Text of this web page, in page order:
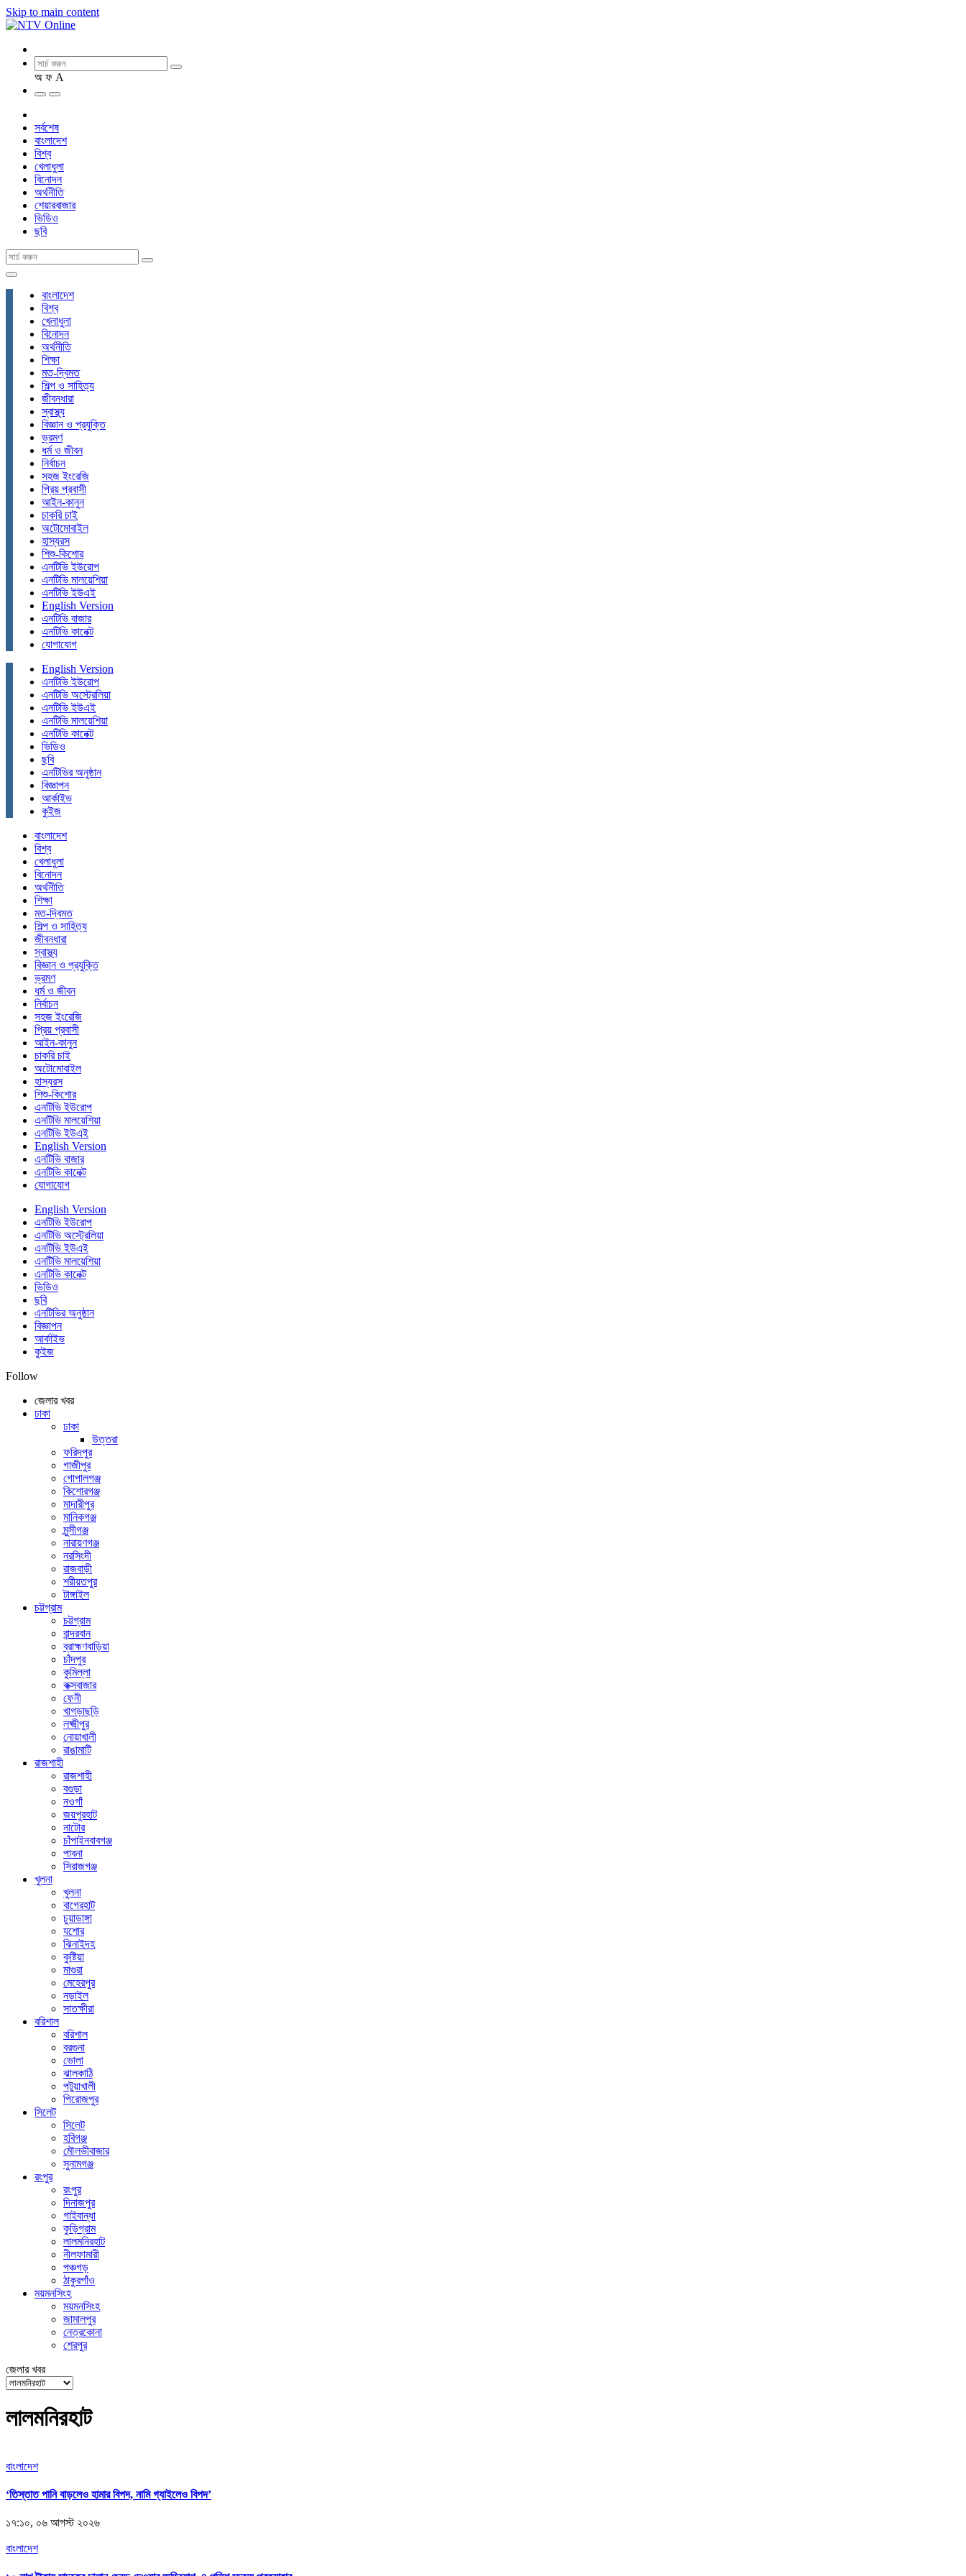
Skip to main content
অ ফ A
সর্বশেষ
বাংলাদেশ
বিশ্ব
খেলাধুলা
বিনোদন
অর্থনীতি
শেয়ারবাজার
ভিডিও
ছবি
বাংলাদেশ
বিশ্ব
খেলাধুলা
বিনোদন
অর্থনীতি
শিক্ষা
মত-দ্বিমত
শিল্প ও সাহিত্য
জীবনধারা
স্বাস্থ্য
বিজ্ঞান ও প্রযুক্তি
ভ্রমণ
ধর্ম ও জীবন
নির্বাচন
সহজ ইংরেজি
প্রিয় প্রবাসী
আইন-কানুন
চাকরি চাই
অটোমোবাইল
হাস্যরস
শিশু-কিশোর
এনটিভি ইউরোপ
এনটিভি মালয়েশিয়া
এনটিভি ইউএই
English Version
এনটিভি বাজার
এনটিভি কানেক্ট
যোগাযোগ
English Version
এনটিভি ইউরোপ
এনটিভি অস্ট্রেলিয়া
এনটিভি ইউএই
এনটিভি মালয়েশিয়া
এনটিভি কানেক্ট
ভিডিও
ছবি
এনটিভির অনুষ্ঠান
বিজ্ঞাপন
আর্কাইভ
কুইজ
বাংলাদেশ
বিশ্ব
খেলাধুলা
বিনোদন
অর্থনীতি
শিক্ষা
মত-দ্বিমত
শিল্প ও সাহিত্য
জীবনধারা
স্বাস্থ্য
বিজ্ঞান ও প্রযুক্তি
ভ্রমণ
ধর্ম ও জীবন
নির্বাচন
সহজ ইংরেজি
প্রিয় প্রবাসী
আইন-কানুন
চাকরি চাই
অটোমোবাইল
হাস্যরস
শিশু-কিশোর
এনটিভি ইউরোপ
এনটিভি মালয়েশিয়া
এনটিভি ইউএই
English Version
এনটিভি বাজার
এনটিভি কানেক্ট
যোগাযোগ
English Version
এনটিভি ইউরোপ
এনটিভি অস্ট্রেলিয়া
এনটিভি ইউএই
এনটিভি মালয়েশিয়া
এনটিভি কানেক্ট
ভিডিও
ছবি
এনটিভির অনুষ্ঠান
বিজ্ঞাপন
আর্কাইভ
কুইজ
Follow
জেলার খবর
ঢাকা
ঢাকা
উত্তরা
ফরিদপুর
গাজীপুর
গোপালগঞ্জ
কিশোরগঞ্জ
মাদারীপুর
মানিকগঞ্জ
মুন্সীগঞ্জ
নারায়ণগঞ্জ
নরসিংদী
রাজবাড়ী
শরীয়তপুর
টাঙ্গাইল
চট্টগ্রাম
চট্টগ্রাম
বান্দরবান
ব্রাহ্মণবাড়িয়া
চাঁদপুর
কুমিল্লা
কক্সবাজার
ফেনী
খাগড়াছড়ি
লক্ষ্মীপুর
নোয়াখালী
রাঙামাটি
রাজশাহী
রাজশাহী
বগুড়া
নওগাঁ
জয়পুরহাট
নাটোর
চাঁপাইনবাবগঞ্জ
পাবনা
সিরাজগঞ্জ
খুলনা
খুলনা
বাগেরহাট
চুয়াডাঙ্গা
যশোর
ঝিনাইদহ
কুষ্টিয়া
মাগুরা
মেহেরপুর
নড়াইল
সাতক্ষীরা
বরিশাল
বরিশাল
বরগুনা
ভোলা
ঝালকাঠি
পটুয়াখালী
পিরোজপুর
সিলেট
সিলেট
হবিগঞ্জ
মৌলভীবাজার
সুনামগঞ্জ
রংপুর
রংপুর
দিনাজপুর
গাইবান্ধা
কুড়িগ্রাম
লালমনিরহাট
নীলফামারী
পঞ্চগড়
ঠাকুরগাঁও
ময়মনসিংহ
ময়মনসিংহ
জামালপুর
নেত্রকোনা
শেরপুর
জেলার খবর
লালমনিরহাট
বাংলাদেশ
‘তিস্তাত পানি বাড়লেও হামার বিপদ, নামি গ্যাইলেও বিপদ’
১৭:১০, ০৬ আগস্ট ২০২৬
বাংলাদেশ